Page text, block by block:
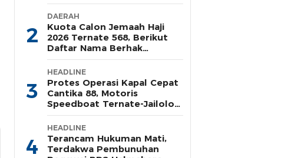
Rusunawa Unkhair
2
DAERAH
Kuota Calon Jemaah Haji
2026 Ternate 568, Berikut
Daftar Nama Berhak
Pelunasan Tahap Satu
3
HEADLINE
Protes Operasi Kapal Cepat
Cantika 88, Motoris
Speedboat Ternate-Jailolo
Siap Aksi di Tengah Laut
4
HEADLINE
Terancam Hukuman Mati,
Terdakwa Pembunuhan